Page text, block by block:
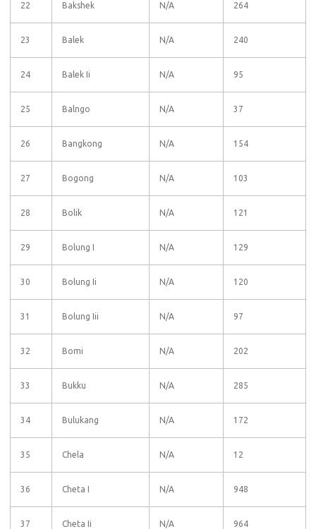
22 Bakshek N/A 264
23 Balek N/A 240
24 Balek Ii N/A 95
25 Balngo N/A 37
26 Bangkong N/A 154
27 Bogong N/A 103
28 Bolik N/A 121
29 Bolung I N/A 129
30 Bolung Ii N/A 120
31 Bolung Iii N/A 97
32 Bomi N/A 202
33 Bukku N/A 285
34 Bulukang N/A 172
35 Chela N/A 12
36 Cheta I N/A 948
37 Cheta Ii N/A 964